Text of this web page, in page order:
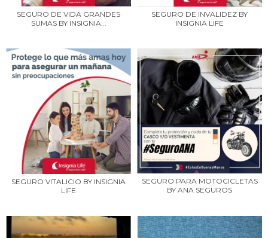
SEGURO DE VIDA GRANDES
SUMAS BY INSIGNIA...
SEGURO DE INVALIDEZ BY
INSIGNIA LIFE
SEGURO VITALICIO BY INSIGNIA
LIFE
SEGURO PARA MOTOCICLETAS
BY ANA SEGUROS